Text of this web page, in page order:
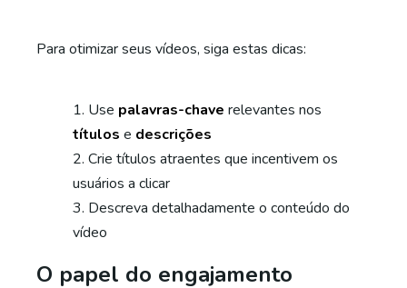
Para otimizar seus vídeos, siga estas dicas:
Use palavras-chave relevantes nos
títulos e descrições
Crie títulos atraentes que incentivem os
usuários a clicar
Descreva detalhadamente o conteúdo do
vídeo
O papel do engajamento